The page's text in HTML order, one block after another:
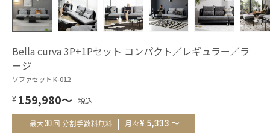
ソファセット K-012
Bella curva 3P+1Pセット コンパクト／レギュラー／ラ
ージ
¥ 159,980～
最大30 回 分割手数料無料 月々¥ 5,333 ～